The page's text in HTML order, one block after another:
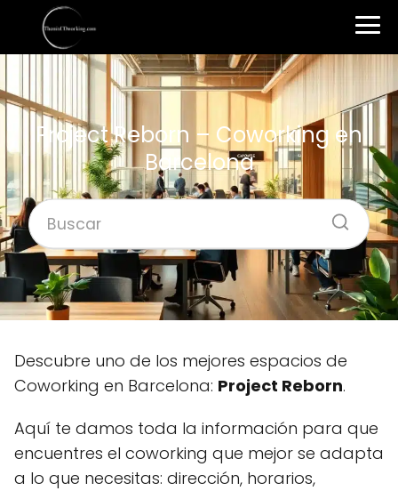
Project Reborn – Coworking en
Barcelona
Descubre uno de los mejores espacios de
Coworking en Barcelona: Project Reborn.
Aquí te damos toda la información para que
encuentres el coworking que mejor se adapta
a lo que necesitas: dirección, horarios,